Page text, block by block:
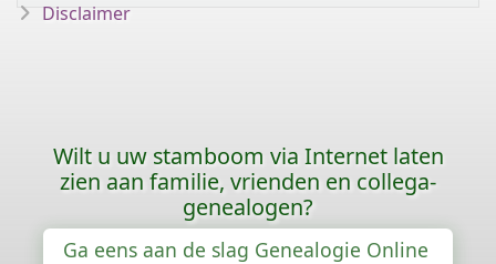
Disclaimer
Wilt u uw stamboom via Internet laten
zien aan familie, vrienden en collega-
genealogen?
Ga eens aan de slag Genealogie Online